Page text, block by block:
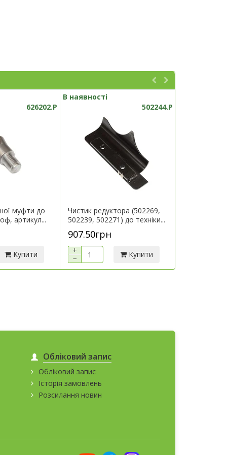
626202.P
муфти до
артикул...
Купити
В наявності
502244.P
Чистик редуктора (502269,
502239, 502271) до техніки...
907.50грн
+
−
Купити
Обліковий запис
Обліковий запис
Історія замовлень
Розсилання новин